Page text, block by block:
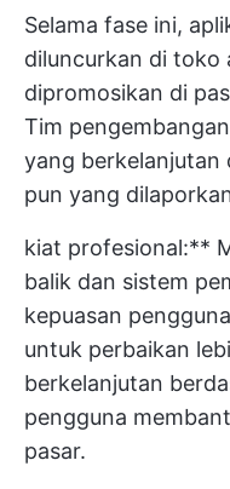
Selama fase ini,
diluncurkan di toko
dipromosikan di
Tim
yang berkelanjutan
pun yang
kiat profesional:**
balik dan sistem
kepuasan
untuk perbaikan
berkelanjutan
pengguna
pasar.